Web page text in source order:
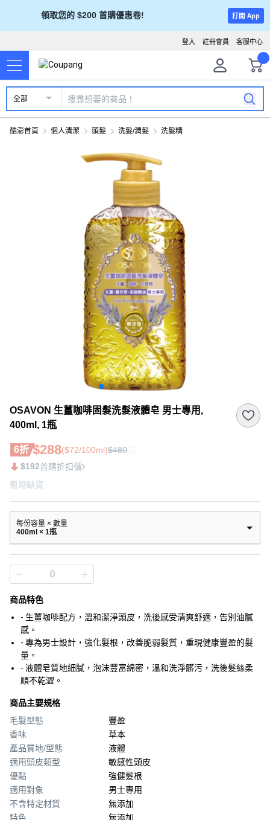
領取您的 $200 首購優惠卷! 打開 App
客服中心
註冊會員
登入
全部
酷澎首頁 個人清潔 頭髮 洗髮/潤髮 洗髮精
OSAVON 生薑咖啡固髮洗髮液體皂 男士專用,
400ml, 1瓶
6折 $288($72/100ml)$480
$192首購折扣價
暫時缺貨
每份容量 × 數量
400ml × 1瓶
商品特色
- 生薑咖啡配方，溫和潔淨頭皮，洗後感受清爽舒適，告別油膩
感。
- 專為男士設計，強化髮根，改善脆弱髮質，重現健康豐盈的髮
量。
- 液體皂質地細膩，泡沫豐富綿密，溫和洗淨髒污，洗後髮絲柔
順不乾澀。
商品主要規格
毛髮型態
豐盈
香味
草本
產品質地/型態
液體
適用頭皮類型
敏感性頭皮
優點
強健髮根
適用對象
男士專用
不含特定材質
無添加
特色
無添加